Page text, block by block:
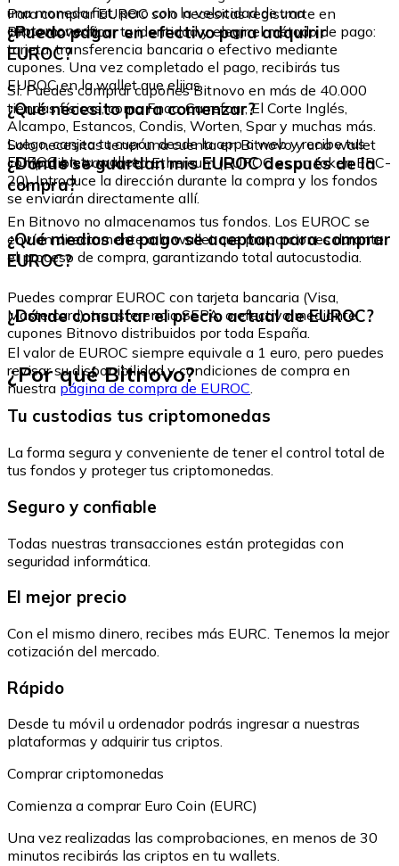
una moneda fiat, pero con la velocidad de una
criptomoneda.
Para comprar EUROC solo necesitas registrarte en
Bitnovo, verificar tu identidad y elegir el método de pago:
tarjeta, transferencia bancaria o efectivo mediante
cupones. Una vez completado el pago, recibirás tus
EUROC en la wallet que elijas.
¿Puedo pagar en efectivo para adquirir
EUROC?
Sí. Puedes comprar cupones Bitnovo en más de 40.000
tiendas físicas, como Fnac, Carrefour, El Corte Inglés,
Alcampo, Estancos, Condis, Worten, Spar y muchas más.
Luego, canjea tu cupón desde la app o web y recibe tus
EUROC en tu wallet.
¿Qué necesito para comenzar?
Solo necesitas tener una cuenta en Bitnovo y una wallet
compatible con la red Ethereum (EUROC es un token ERC-
20). Introduce la dirección durante la compra y los fondos
se enviarán directamente allí.
¿Dónde se guardan mis EUROC después de la
compra?
En Bitnovo no almacenamos tus fondos. Los EUROC se
envían directamente a la wallet que proporciones durante
el proceso de compra, garantizando total autocustodia.
¿Qué medios de pago se aceptan para comprar
EUROC?
Puedes comprar EUROC con tarjeta bancaria (Visa,
Mastercard), transferencia SEPA, o efectivo mediante
cupones Bitnovo distribuidos por toda España.
¿Dónde consultar el precio actual de EUROC?
El valor de EUROC siempre equivale a 1 euro, pero puedes
revisar su disponibilidad y condiciones de compra en
nuestra página de compra de EUROC
¿Por qué Bitnovo?
Tu custodias tus criptomonedas
La forma segura y conveniente de tener el control total de
tus fondos y proteger tus criptomonedas.
Seguro y confiable
Todas nuestras transacciones están protegidas con
seguridad informática.
El mejor precio
Con el mismo dinero, recibes más EURC. Tenemos la mejor
cotización del mercado.
Rápido
Desde tu móvil u ordenador podrás ingresar a nuestras
plataformas y adquirir tus criptos.
Comprar criptomonedas
Comienza a comprar Euro Coin (EURC)
Una vez realizadas las comprobaciones, en menos de 30
minutos recibirás las criptos en tu wallets.